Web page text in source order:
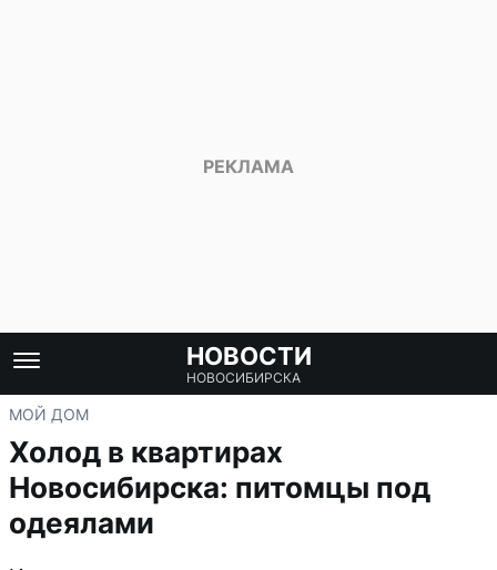
НОВОСТИ
НОВОСИБИРСКА
МОЙ ДОМ
Холод в квартирах
Новосибирска: питомцы под
одеялами